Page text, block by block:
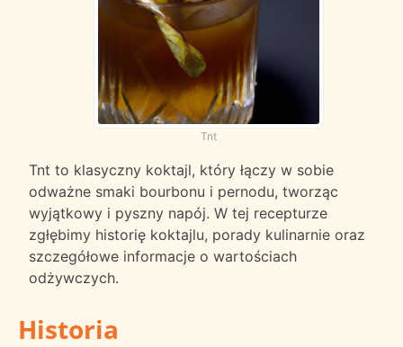
Tnt
Tnt to klasyczny koktajl, który łączy w sobie
odważne smaki bourbonu i pernodu, tworząc
wyjątkowy i pyszny napój. W tej recepturze
zgłębimy historię koktajlu, porady kulinarnie oraz
szczegółowe informacje o wartościach
odżywczych.
Historia